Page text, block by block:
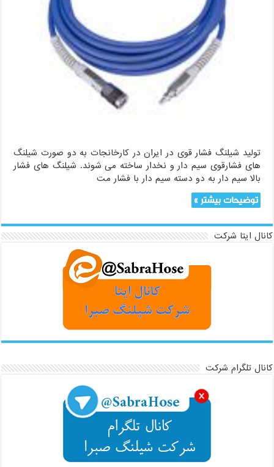
تولید شیلنگ فشار قوی در ایران در کارخانجات به دو صورت شیلنگ
های فشارقوی سیم دار و نخدار ساخته می شوند. شیلنگ های فشار
بالا سیم دار به دو دسته سیم دار با فشار مت
توضیحات بیشتر »
کانال ایتا شرکت
کانال تلگرام شرکت